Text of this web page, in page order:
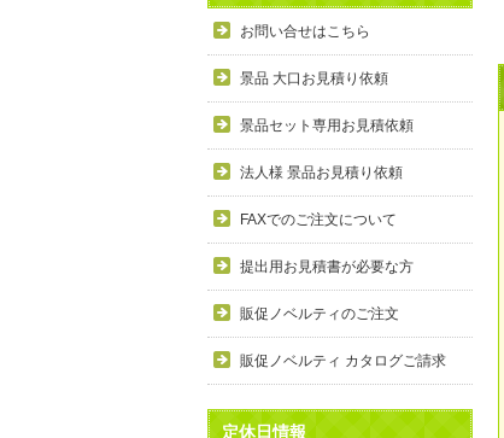
お問い合せはこちら
景品 大口お見積り依頼
景品セット専用お見積依頼
法人様 景品お見積り依頼
FAXでのご注文について
提出用お見積書が必要な方
販促ノベルティのご注文
販促ノベルティ カタログご請求
定休日情報